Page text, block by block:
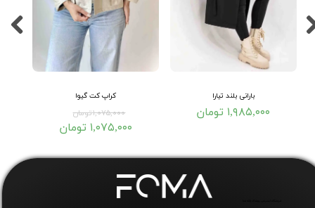
کراپ کت گیوا
۱,۰۷۵,۰۰۰ تومان
۱,۰۷۵,۰۰۰ تومان
بارانی بلند تیارا
۱,۹۸۵,۰۰۰ تومان